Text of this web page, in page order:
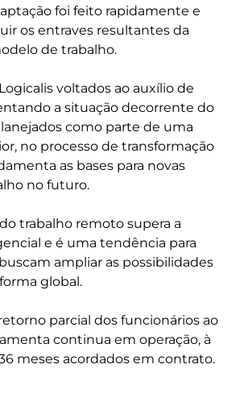
foi feito rapidamente e
os entraves resultantes da
de trabalho.
voltados ao auxílio de
a situação decorrente do
como parte de uma
no processo de transformação
as bases para novas
no futuro.
trabalho remoto supera a
e é uma tendência para
ampliar as possibilidades
global.
parcial dos funcionários ao
continua em operação, à
meses acordados em contrato.